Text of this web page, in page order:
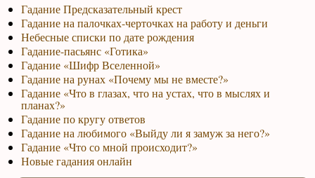
Гадание Предсказательный крест
Гадание на палочках-черточках на работу и деньги
Небесные списки по дате рождения
Гадание-пасьянс «Готика»
Гадание «Шифр Вселенной»
Гадание на рунах «Почему мы не вместе?»
Гадание «Что в глазах, что на устах, что в мыслях и
планах?»
Гадание по кругу ответов
Гадание на любимого «Выйду ли я замуж за него?»
Гадание «Что со мной происходит?»
Новые гадания онлайн